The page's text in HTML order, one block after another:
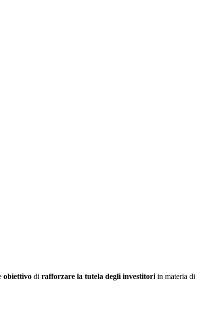
obiettivo di rafforzare la tutela degli investitori in materia di